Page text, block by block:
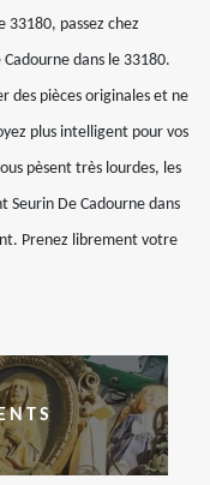
33180, passez chez
dans le 33180.
des pièces originales et ne
plus intelligent pour vos
pèsent très lourdes, les
Seurin De Cadourne dans
Prenez librement votre